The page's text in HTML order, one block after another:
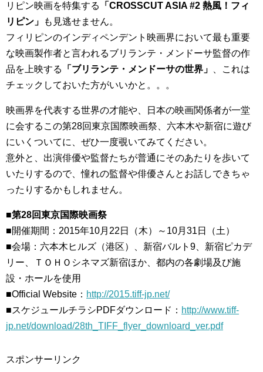
リピン映画を特集する
「CROSSCUT ASIA #2 熱風！フィ
リピン」
も見逃せません。
フィリピンのインディペンデント映画界において最も重要
な映画製作者と言われるブリランテ・メンドーサ監督の作
品を上映する
「ブリランテ・メンドーサの世界」
、これは
チェックしておいた方がいいかと。。。
映画界を代表する世界の才能や、日本の映画関係者が一堂
に会するこの第28回東京国際映画祭、六本木や新宿に遊び
にいくついてに、ぜひ一度覗いてみてください。
意外と、出演俳優や監督たちが普通にそのあたりを歩いて
いたりするので、憧れの監督や俳優さんとお話しできちゃ
ったりするかもしれません。
■第28回東京国際映画祭
■開催期間：2015年10月22日（木）～10月31日（土）
■会場：六本木ヒルズ（港区）、新宿バルト9、新宿ピカデ
リー、ＴＯＨＯシネマズ新宿ほか、都内の各劇場及び施
設・ホールを使用
■Official Website： http://2015.tiff-jp.net/
■スケジュールチラシPDFダウンロード： http://www.tiff-
jp.net/download/28th_TIFF_flyer_downloard_ver.pdf
スポンサーリンク